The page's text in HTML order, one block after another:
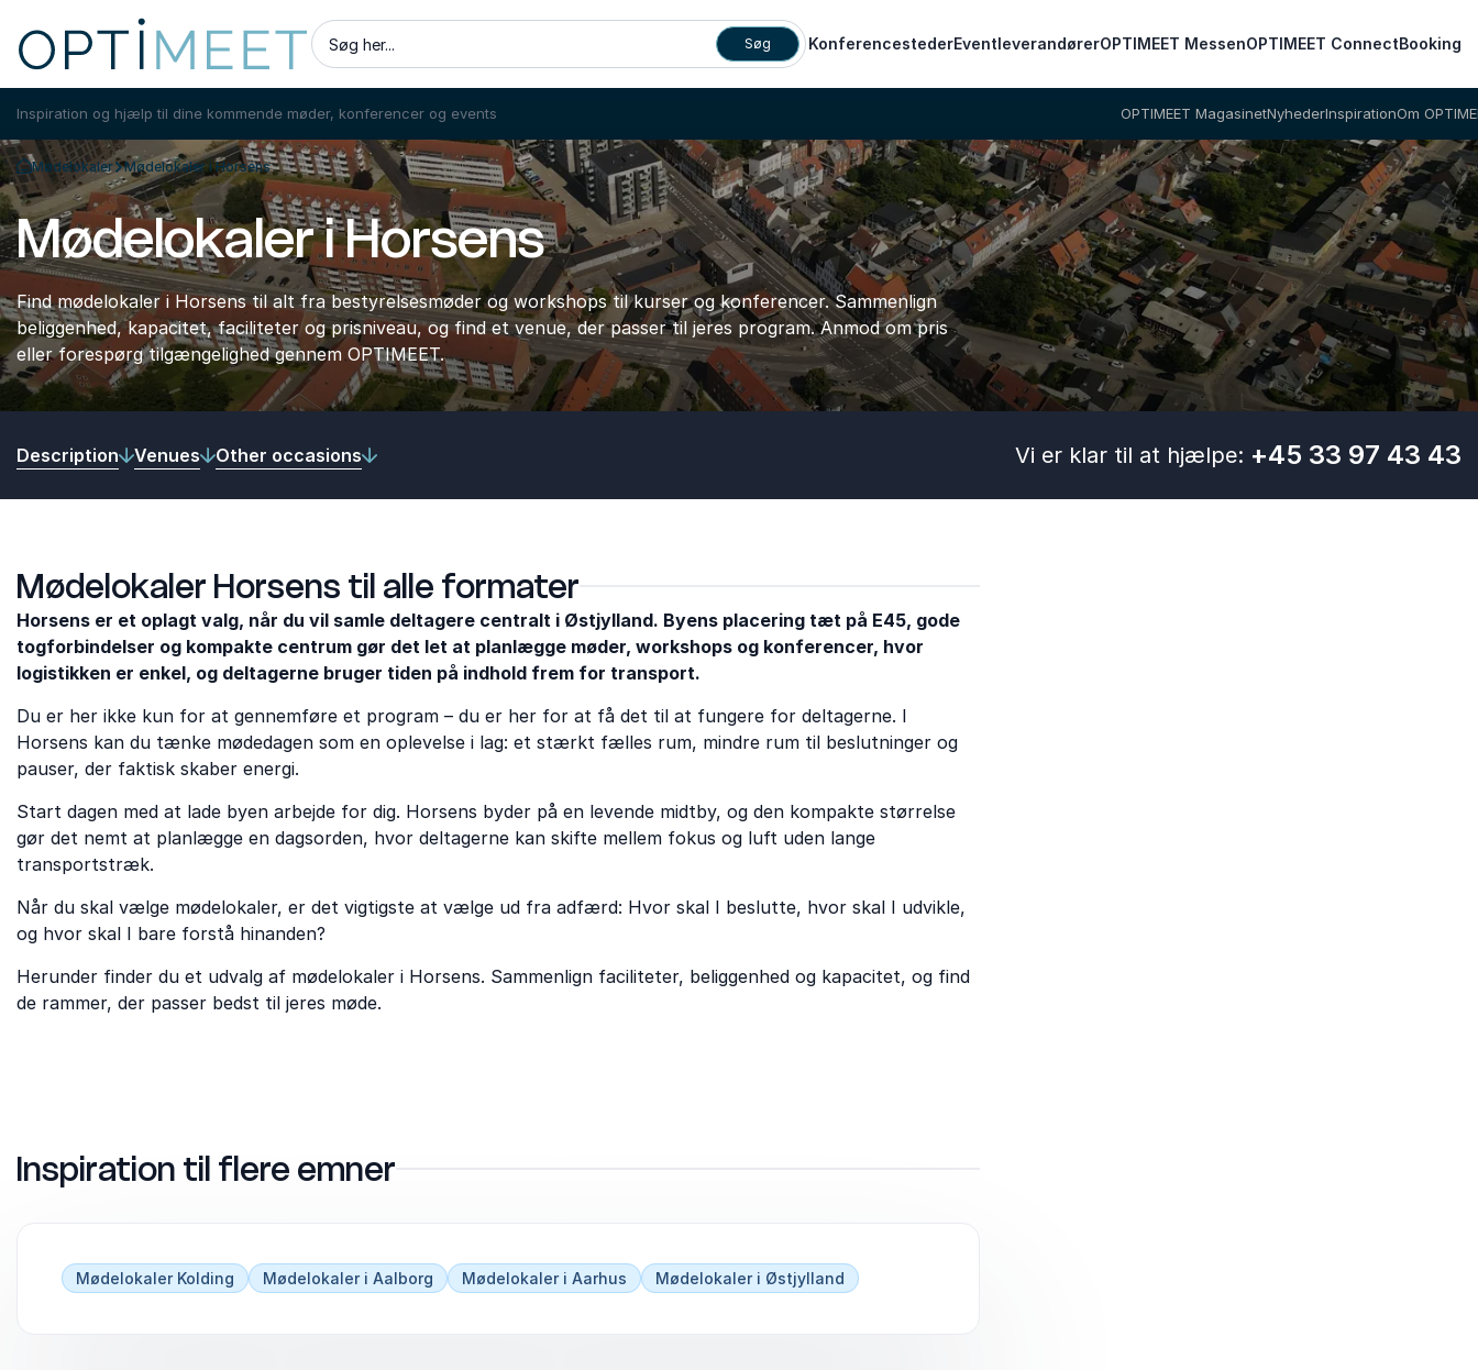
Søg her... Søg KonferencestederEventleverandørerOPTIMEET MessenOPTIMEET ConnectBooking
Inspiration og hjælp til dine kommende møder, konferencer og events OPTIMEET MagasinetNyhederInspirationOm
Tilbage til forsiden
Mødelokaler Mødelokaler i Horsens
Mødelokaler i Horsens
Find mødelokaler i Horsens til alt fra bestyrelsesmøder og workshops til kurser og konferencer. Sammenlign
beliggenhed, kapacitet, faciliteter og prisniveau, og find et venue, der passer til jeres program. Anmod om pris
eller forespørg tilgængelighed gennem OPTIMEET.
Description Venues Other occasions Vi er klar til at hjælpe: +45 33 97 43 43
Mødelokaler Horsens til alle formater
Horsens er et oplagt valg, når du vil samle deltagere centralt i Østjylland. Byens placering tæt på E45, gode
togforbindelser og kompakte centrum gør det let at planlægge møder, workshops og konferencer, hvor
logistikken er enkel, og deltagerne bruger tiden på indhold frem for transport.
Du er her ikke kun for at gennemføre et program – du er her for at få det til at fungere for deltagerne. I
Horsens kan du tænke mødedagen som en oplevelse i lag: et stærkt fælles rum, mindre rum til beslutninger og
pauser, der faktisk skaber energi.
Start dagen med at lade byen arbejde for dig. Horsens byder på en levende midtby, og den kompakte størrelse
gør det nemt at planlægge en dagsorden, hvor deltagerne kan skifte mellem fokus og luft uden lange
transportstræk.
Når du skal vælge mødelokaler, er det vigtigste at vælge ud fra adfærd: Hvor skal I beslutte, hvor skal I udvikle,
og hvor skal I bare forstå hinanden?
Herunder finder du et udvalg af mødelokaler i Horsens. Sammenlign faciliteter, beliggenhed og kapacitet, og find
de rammer, der passer bedst til jeres møde.
Inspiration til flere emner
Mødelokaler Kolding Mødelokaler i Aalborg Mødelokaler i Aarhus Mødelokaler i Østjylland